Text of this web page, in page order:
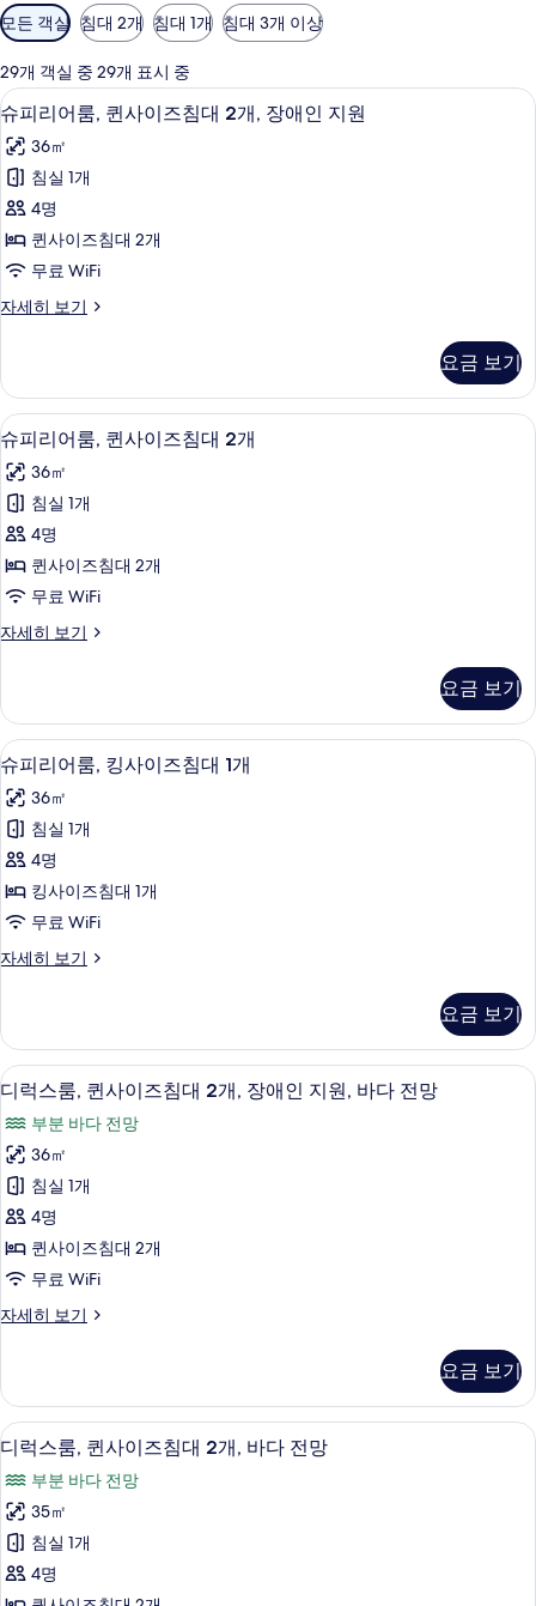
객
실
에
사
용
가
능
한
터
모든 객실 침대 2개 침대 1개 침대 3개 이상
29개 객실 중 29개 표시 중
슈
피
리
어
룸,
퀸
사
이
침
대
2
개,
장
애
인
지
원
모
두
보
기
1 개의 침실, 객실 내 금고, 책상, 다리
6
슈피리어룸, 퀸사이즈침대 2개, 장애인 지원
36㎡
침실 1개
4명
퀸사이즈침대 2개
무료 WiFi
자세히 보기
슈
룸,
퀸
사
이
즈
침
2
개,
장
애
인
세
히
보
기
요금 보기
슈
피
리
어
룸,
퀸
사
이
침
대
2
개
사
진
모
두
보
1 개의 침실, 객실 내 금고, 책상, 다리
6
슈피리어룸, 퀸사이즈침대 2개
36㎡
침실 1개
4명
퀸사이즈침대 2개
무료 WiFi
자세히 보기
슈
룸,
퀸
사
이
즈
침
2
개
자
세
히
요금 보기
슈
피
리
어
룸,
킹
사
이
침
대
1
개
사
진
모
두
보
기
1 개의 침실, 객실 내 금고, 책상, 다리
5
슈피리어룸, 킹사이즈침대 1개
36㎡
침실 1개
4명
킹사이즈침대 1개
무료 WiFi
자세히 보기
슈
룸,
킹
사
이
즈
침
대
개
자
세
히
기
요금 보기
디
럭
스
룸,
퀸
사
이
즈
침
2
개,
장
애
인
지
원,
1 개의 침실, 객실 내 금고, 책상, 다리
8
디럭스룸, 퀸사이즈침대 2개, 장애인 지원, 바다 전망
부분 바다 전망
36㎡
침실 1개
4명
퀸사이즈침대 2개
무료 WiFi
자세히 보기
디
퀸
사
이
즈
침
대
개,
장
애
요금 보기
디
럭
스
룸,
퀸
사
1 개의 침실, 객실 내 금고, 책상, 다리
9
디럭스룸, 퀸사이즈침대 2개, 바다 전망
부분 바다 전망
35㎡
침실 1개
4명